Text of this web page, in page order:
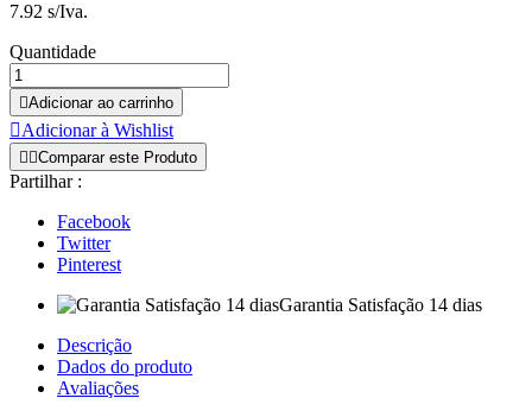
7.92 s/Iva.
Quantidade
Adicionar ao carrinho
Adicionar à Wishlist
 Comparar este Produto
Partilhar :
Facebook
Twitter
Pinterest
Garantia Satisfação 14 dias
Descrição
Dados do produto
Avaliações